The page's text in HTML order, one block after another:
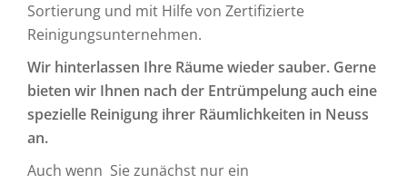
Sortierung und mit Hilfe von Zertifizierte
Reinigungsunternehmen.
Wir hinterlassen Ihre Räume wieder sauber. Gerne
bieten wir Ihnen nach der Entrümpelung auch eine
spezielle Reinigung ihrer Räumlichkeiten in Neuss
an.
Auch wenn Sie zunächst nur ein